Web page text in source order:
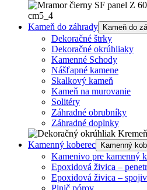
Kameň do záhrady Kameň do
Dekoračné štrky
Dekoračné okrúhliaky
Kamenné Schody
Nášľapné kamene
Skalkový kameň
Kameň na murovanie
Solitéry
Záhradné obrubníky
Záhradné doplnky
Kamenný koberec Kamenný
Kamenivo pre kamenný
Epoxidová živica –
Epoxidová živica –
Plnič pórov